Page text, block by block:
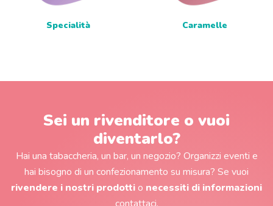
Specialità Caramelle
Sei un rivenditore o vuoi
diventarlo?
Hai una tabaccheria, un bar, un negozio? Organizzi eventi e
hai bisogno di un confezionamento su misura? Se vuoi
rivendere i nostri prodottio necessiti di informazioni
contattaci.